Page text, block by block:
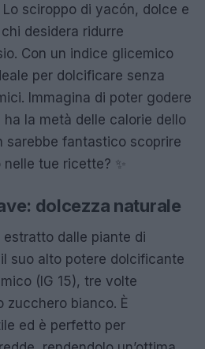
sciroppo di yacón, dolce e
desidera ridurre
Con un indice glicemico
per dolcificare senza
Immagina di poter godere
la metà delle calorie dello
sarebbe fantastico scoprire
tue ricette? ✨
dolcezza naturale
dalle piante di
suo alto potere dolcificante
(IG 15), tre volte
zucchero bianco. È
ed è perfetto per